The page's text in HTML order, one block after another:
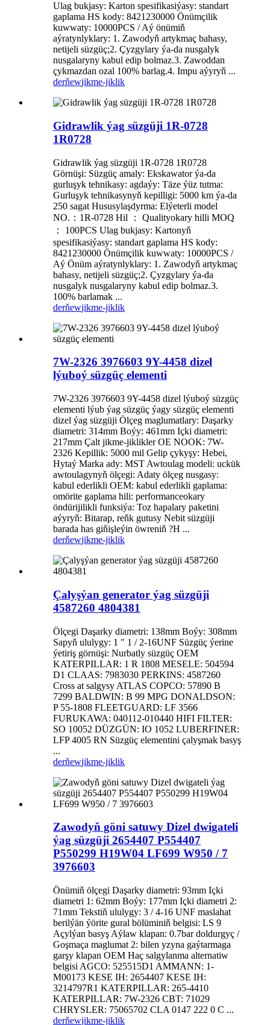
Ulag bukjasy: Karton spesifikasiýasy: standart
gaplama HS kody: 8421230000 Önümçilik
kuwwaty: 10000PCS / Aý önümiň
aýratynlyklary: 1. Zawodyň artykmaç bahasy,
netijeli süzgüç;2. Çyzgylary ýa-da nusgalyk
nusgalaryny kabul edip bolmaz.3. Zawoddan
çykmazdan ozal 100% barlag.4. Impu aýyryň ...
derňewjikme-jiklik
Gidrawlik ýag süzgüji 1R-0728
1R0728
Gidrawlik ýag süzgüji 1R-0728 1R0728
Görnüşi: Süzgüç amaly: Ekskawator ýa-da
gurluşyk tehnikasy: agdaýy: Täze ýüz tutma:
Gurluşyk tehnikasynyň kepilligi: 5000 km ýa-da
250 sagat Hususylaşdyrma: Elýeterli model
NO.：1R-0728 Hil ： Qualityokary hilli MOQ
： 100PCS Ulag bukjasy: Kartonyň
spesifikasiýasy: standart gaplama HS kody:
8421230000 Önümçilik kuwwaty: 10000PCS /
Aý Önüm aýratynlyklary: 1. Zawodyň artykmaç
bahasy, netijeli süzgüç;2. Çyzgylary ýa-da
nusgalyk nusgalaryny kabul edip bolmaz.3.
100% barlamak ...
derňewjikme-jiklik
7W-2326 3976603 9Y-4458 dizel
lýuboý süzgüç elementi
7W-2326 3976603 9Y-4458 dizel lýuboý süzgüç
elementi lýub ýag süzgüç ýagy süzgüç elementi
dizel ýag süzgüji Ölçeg maglumatlary: Daşarky
diametri: 314mm Boýy: 461mm Içki diametri:
217mm Çalt jikme-jiklikler OE NOOK: 7W-
2326 Kepillik: 5000 mil Gelip çykyşy: Hebei,
Hytaý Marka ady: MST Awtoulag modeli: uckük
awtoulagynyň ölçegi: Adaty ölçeg nusgasy:
kabul ederlikli OEM: kabul ederlikli gaplama:
omörite gaplama hili: performanceokary
öndürijilikli funksiýa: Toz hapalary paketini
aýyryň: Bitarap, reňk gutusy Nebit süzgüji
barada has giňişleýin öwreniň ?H ...
derňewjikme-jiklik
Çalyşýan generator ýag süzgüji
4587260 4804381
Ölçegi Daşarky diametri: 138mm Boýy: 308mm
Sapyň ululygy: 1 ″ 1 / 2-16UNF Süzgüç ýerine
ýetiriş görnüşi: Nurbatly süzgüç OEM
KATERPILLAR: 1 R 1808 MESELE: 504594
D1 CLAAS: 7983030 PERKINS: 4587260
Cross at salgysy ATLAS COPCO: 57890 B
7299 BALDWIN: B 99 MPG DONALDSON:
P 55-1808 FLEETGUARD: LF 3566
FURUKAWA: 040112-010440 HIFI FILTER:
SO 10052 DÜZGÜN: IO 1052 LUBERFINER:
LFP 4005 RN Süzgüç elementini çalyşmak basyş
...
derňewjikme-jiklik
Zawodyň göni satuwy Dizel dwigateli
ýag süzgüji 2654407 P554407
P550299 H19W04 LF699 W950 / 7
3976603
Önümiň ölçegi Daşarky diametri: 93mm Içki
diametri 1: 62mm Boýy: 177mm Içki diametri 2:
71mm Tekstiň ululygy: 3 / 4-16 UNF maslahat
berilýän ýörite gural bölüminiň belgisi: LS 9
Açylýan basyş Aýlaw klapan: 0.7bar doldurgyç /
Goşmaça maglumat 2: bilen yzyna gaýtarmaga
garşy klapan OEM Haç salgylanma alternatiw
belgisi AGCO: 525515D1 AMMANN: 1-
M00173 KESE IH: 2654407 KESE IH:
3214797R1 KATERPILLAR: 265-4410
KATERPILLAR: 7W-2326 CBT: 71029
CHRYSLER: 75065702 CLA 0147 222 0 C ...
derňewjikme-jiklik